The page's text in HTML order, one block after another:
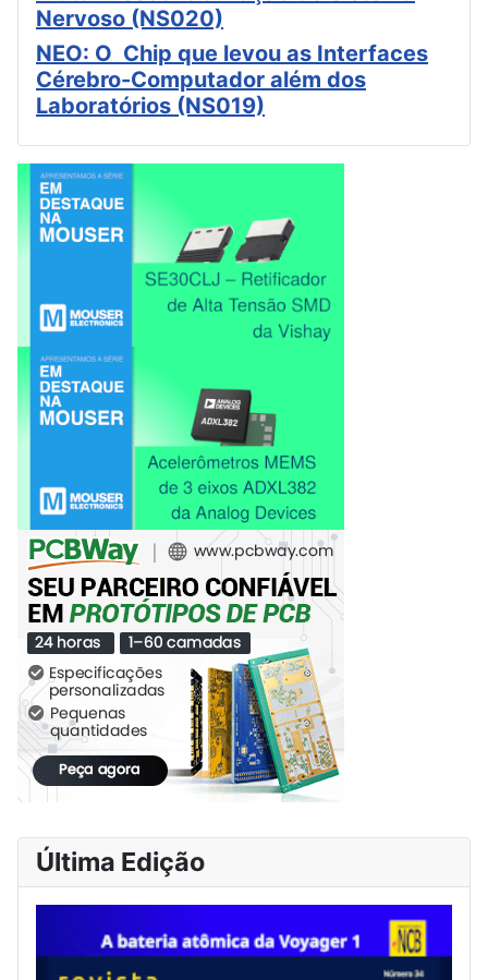
Nervoso (NS020)
NEO: O Chip que levou as Interfaces
Cérebro-Computador além dos
Laboratórios (NS019)
Última Edição